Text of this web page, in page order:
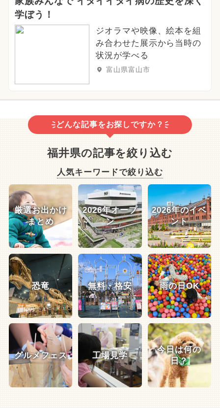
学ぼう！
ジオラマや映像、絵本を組
み合わせた展示から当時の
状況が学べる
富山県富山市
どんな記事をお探しですか？
福井県の記事を絞り込む
人気キーワードで絞り込む
厳選お出かけ
まとめ
2026年オープ
ン
2026年のイベ
ント
恐竜 無料・格安 雨の日OK
グルメフェス 工場見学
今日は何の
日？